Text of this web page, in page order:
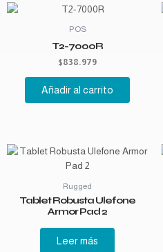
POS
T2-7000R
$838.979
Añadir al carrito
Rugged
Tablet Robusta Ulefone
Armor Pad 2
Leer más